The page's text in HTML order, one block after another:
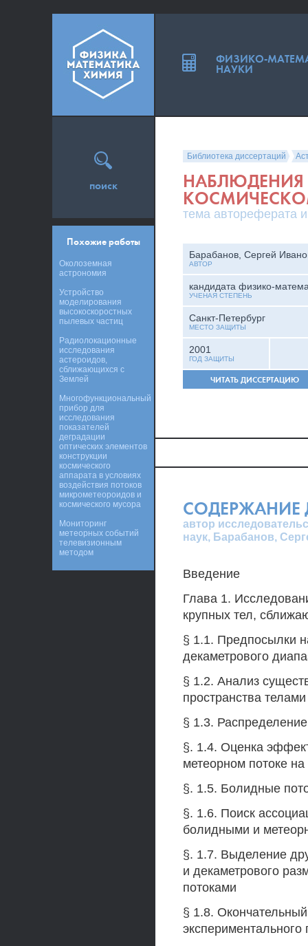
Библиотека диссертаций
тема автореферата
Барабанов, Сергей
АВТОР
кандидата физико-
УЧЕНАЯ СТЕПЕНЬ
Санкт-Петербург
МЕСТО ЗАЩИТЫ
2001
ГОД ЗАЩИТЫ
ЧИТАТЬ ДИССЕРТАЦИЮ
СОДЕРЖАНИЕ
автор
наук, Барабанов,
Введение
Глава 1.
крупных тел,
§ 1.1. Предпосылки
декаметрового
§ 1.2. Анализ
пространства
§ 1.3.
§. 1.4. Оценка
метеорном потоке
§. 1.5. Болидные
§. 1.6. Поиск
болидными и
§. 1.7. Выделение
и декаметрового
потоками
§ 1.8.
экспериментального
поиск
Похожие работы
Околоземная
астрономия
Устройство
моделирования
высокоскоростных
пылевых частиц
Радиолокационные
исследования
астероидов,
сближающихся с
Землей
Многофункциональный
прибор для
исследования
показателей
деградации
оптических элементов
конструкции
космического
аппарата в условиях
воздействия потоков
микрометеороидов и
космического мусора
Мониторинг
метеорных событий
телевизионным
методом
ФИЗИКО-
НАУКИ